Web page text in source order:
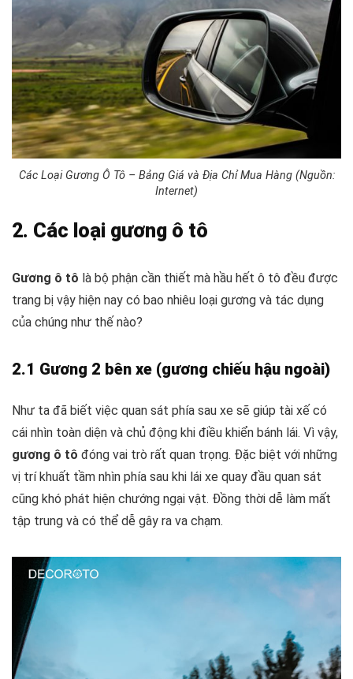
Các Loại Gương Ô Tô – Bảng Giá và Địa Chỉ Mua Hàng (Nguồn:
Internet)
2. Các loại gương ô tô
Gương ô tô là bộ phận cần thiết mà hầu hết ô tô đều được
trang bị vậy hiện nay có bao nhiêu loại gương và tác dụng
của chúng như thế nào?
2.1 Gương 2 bên xe (gương chiếu hậu ngoài)
Như ta đã biết việc quan sát phía sau xe sẽ giúp tài xế có
cái nhìn toàn diện và chủ động khi điều khiển bánh lái. Vì vậy,
gương ô tô đóng vai trò rất quan trọng. Đặc biệt với những
vị trí khuất tầm nhìn phía sau khi lái xe quay đầu quan sát
cũng khó phát hiện chướng ngại vật. Đồng thời dễ làm mất
tập trung và có thể dễ gây ra va chạm.